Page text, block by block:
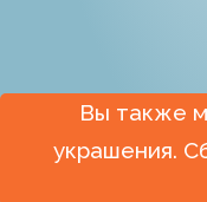
Вы также
украшения.